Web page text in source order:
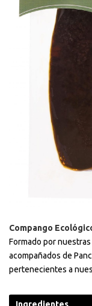
Compango
Formado por
acompañados de
pertenecientes a
Ingredientes